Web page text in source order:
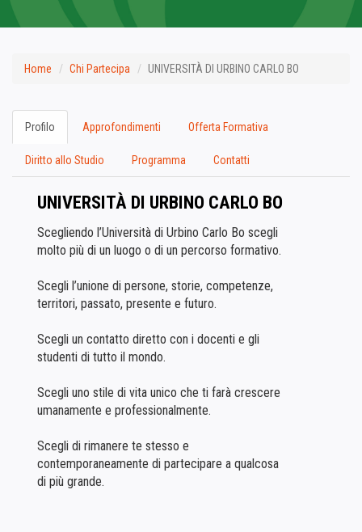
Home Chi Partecipa UNIVERSITÀ DI URBINO CARLO BO
Profilo Approfondimenti Offerta Formativa
Diritto allo Studio Programma Contatti
UNIVERSITÀ DI URBINO CARLO BO
Scegliendo l’Università di Urbino Carlo Bo scegli
molto più di un luogo o di un percorso formativo.
Scegli l’unione di persone, storie, competenze,
territori, passato, presente e futuro.
Scegli un contatto diretto con i docenti e gli
studenti di tutto il mondo.
Scegli uno stile di vita unico che ti farà crescere
umanamente e professionalmente.
Scegli di rimanere te stesso e
contemporaneamente di partecipare a qualcosa
di più grande.